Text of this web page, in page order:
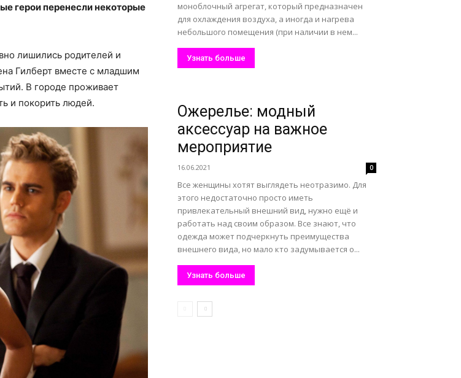
герои перенесли некоторые
лишились родителей и
Гилберт вместе с младшим
В городе проживает
и покорить людей.
моноблочный агрегат, который предназначен
для охлаждения воздуха, а иногда и нагрева
небольшого помещения (при наличии в нем...
Узнать больше
Ожерелье: модный
аксессуар на важное
мероприятие
16.06.2021 0
Все женщины хотят выглядеть неотразимо. Для
этого недостаточно просто иметь
привлекательный внешний вид, нужно ещё и
работать над своим образом. Все знают, что
одежда может подчеркнуть преимущества
внешнего вида, но мало кто задумывается о...
Узнать больше